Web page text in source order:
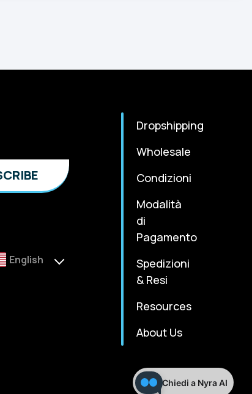
Chiedi a Nyra AI
English
Dropshipping
Wholesale
Condizioni
Modalità
di
Pagamento
Spedizioni
& Resi
Resources
About Us